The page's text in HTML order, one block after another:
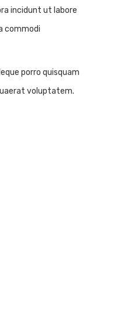
incidunt ut labore
commodi
porro quisquam
voluptatem.